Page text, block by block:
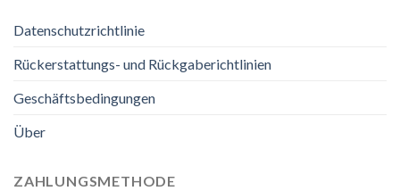
Datenschutzrichtlinie
Rückerstattungs- und Rückgaberichtlinien
Geschäftsbedingungen
Über
ZAHLUNGSMETHODE